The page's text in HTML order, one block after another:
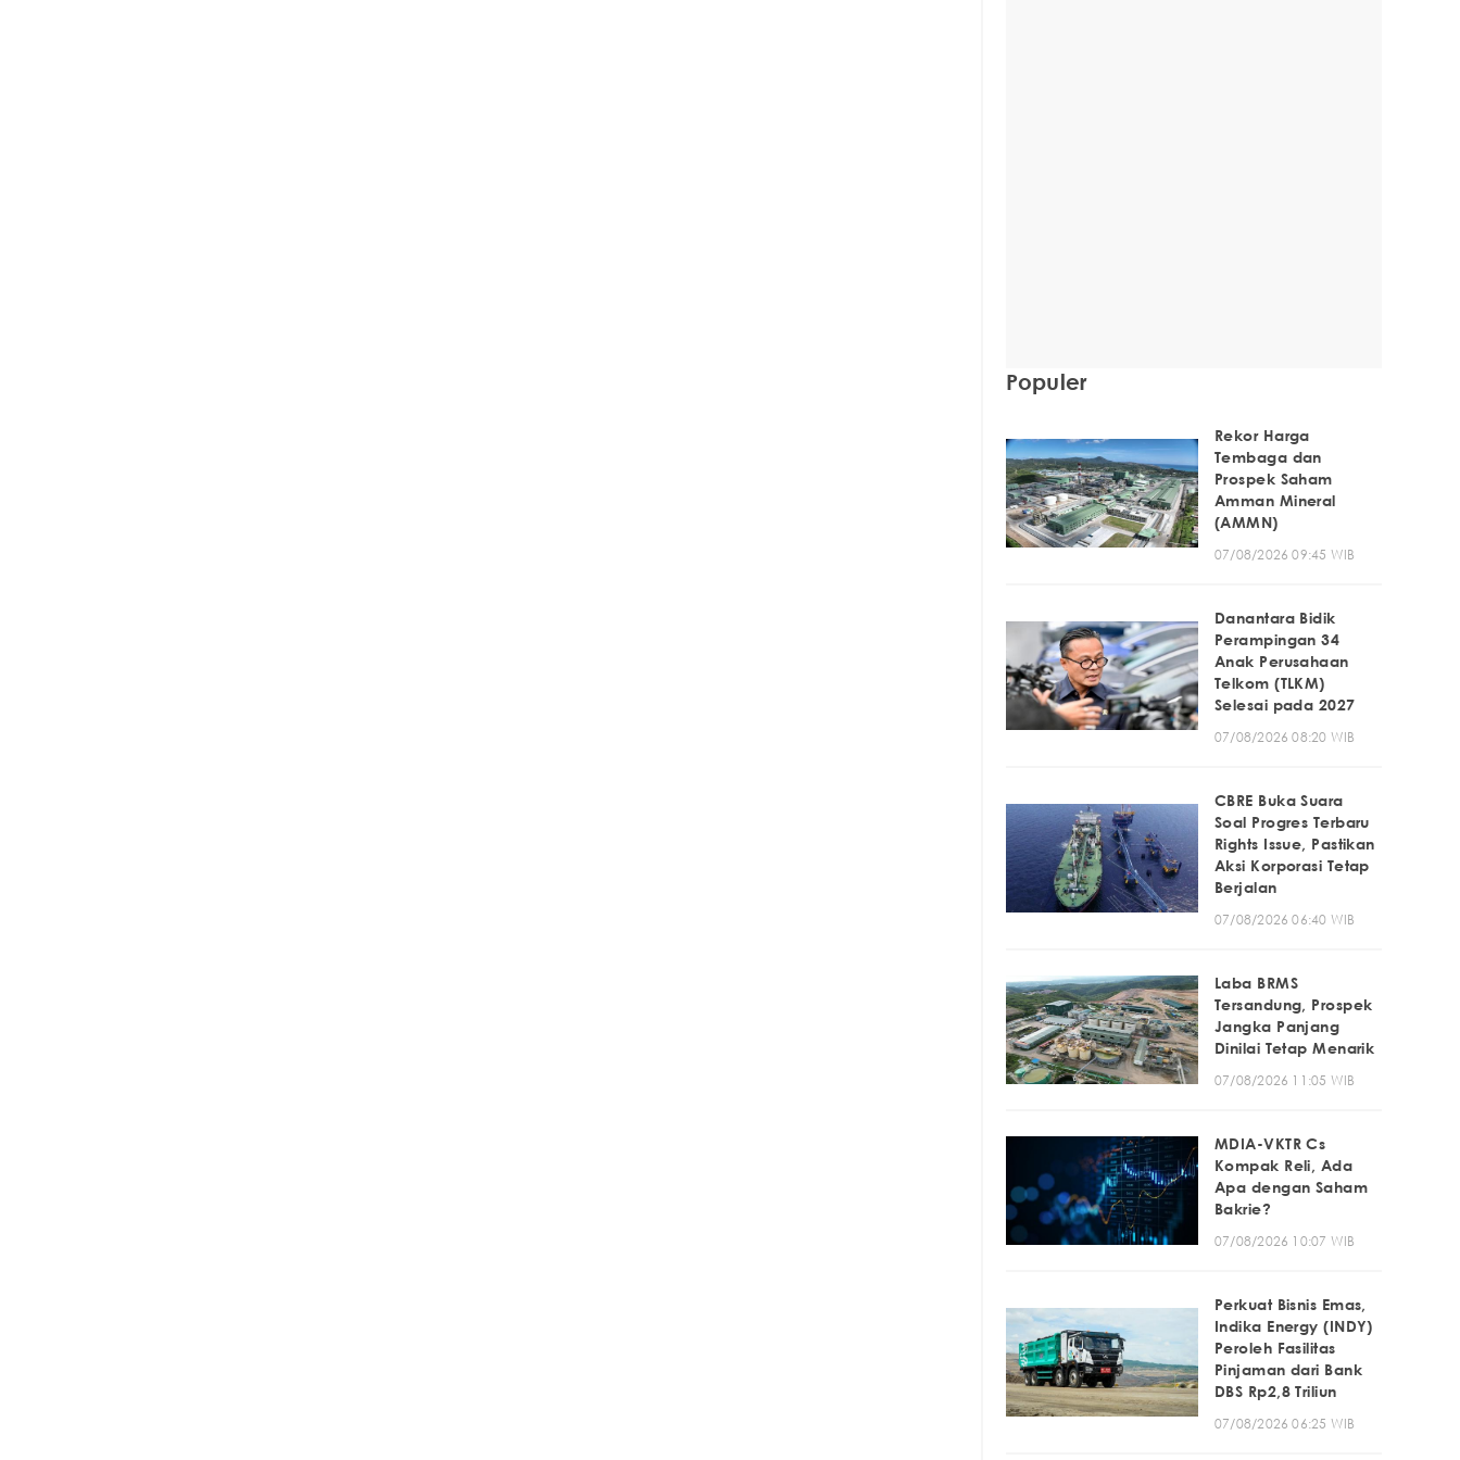
Populer
Rekor Harga
Tembaga dan
Prospek Saham
Amman Mineral
(AMMN)
07/08/2026 09:45 WIB
Danantara Bidik
Perampingan 34
Anak Perusahaan
Telkom (TLKM)
Selesai pada 2027
07/08/2026 08:20 WIB
CBRE Buka Suara
Soal Progres Terbaru
Rights Issue, Pastikan
Aksi Korporasi Tetap
Berjalan
07/08/2026 06:40 WIB
Laba BRMS
Tersandung, Prospek
Jangka Panjang
Dinilai Tetap Menarik
07/08/2026 11:05 WIB
MDIA-VKTR Cs
Kompak Reli, Ada
Apa dengan Saham
Bakrie?
07/08/2026 10:07 WIB
Perkuat Bisnis Emas,
Indika Energy (INDY)
Peroleh Fasilitas
Pinjaman dari Bank
DBS Rp2,8 Triliun
07/08/2026 06:25 WIB